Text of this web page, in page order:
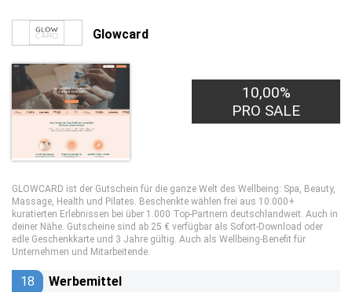
Glowcard
10,00%
PRO SALE
GLOWCARD ist der Gutschein für die ganze Welt des Wellbeing: Spa, Beauty,
Massage, Health und Pilates. Beschenkte wählen frei aus 10.000+
kuratierten Erlebnissen bei über 1.000 Top-Partnern deutschlandweit. Auch in
deiner Nähe. Gutscheine sind ab 25 € verfügbar als Sofort-Download oder
edle Geschenkkarte und 3 Jahre gültig. Auch als Wellbeing-Benefit für
Unternehmen und Mitarbeitende.
18 Werbemittel